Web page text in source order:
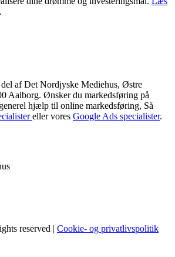
.
af Det Nordjyske Mediehus, Østre
Aalborg. Ønsker du markedsføring på
hjælp til online markedsføring, Så
eller vores Google Ads specialister.
reserved | Cookie- og privatlivspolitik